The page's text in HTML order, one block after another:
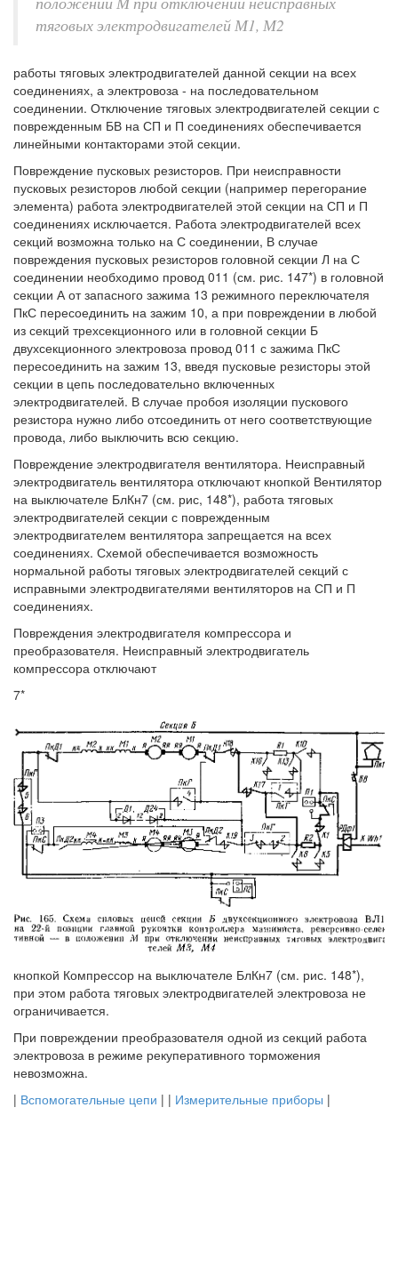
тяговых электродвигателей М1, М2
работы тяговых электродвигателей данной секции на всех
соединениях, а электровоза - на последовательном
соединении. Отключение тяговых электродвигателей секции с
поврежденным БВ на СП и П соединениях обеспечивается
линейными контакторами этой секции.
Повреждение пусковых резисторов. При неисправности
пусковых резисторов любой секции (например перегорание
элемента) работа электродвигателей этой секции на СП и П
соединениях исключается. Работа электродвигателей всех
секций возможна только на С соединении, В случае
повреждения пусковых резисторов головной секции Л на С
соединении необходимо провод 011 (см. рис. 147*) в головной
секции А от запасного зажима 13 режимного переключателя
ПкС пересоединить на зажим 10, а при повреждении в любой
из секций трехсекционного или в головной секции Б
двухсекционного электровоза провод 011 с зажима ПкС
пересоединить на зажим 13, введя пусковые резисторы этой
секции в цепь последовательно включенных
электродвигателей. В случае пробоя изоляции пускового
резистора нужно либо отсоединить от него соответствующие
провода, либо выключить всю секцию.
Повреждение электродвигателя вентилятора. Неисправный
электродвигатель вентилятора отключают кнопкой Вентилятор
на выключателе БлКн7 (см. рис, 148*), работа тяговых
электродвигателей секции с поврежденным
электродвигателем вентилятора запрещается на всех
соединениях. Схемой обеспечивается возможность
нормальной работы тяговых электродвигателей секций с
исправными электродвигателями вентиляторов на СП и П
соединениях.
Повреждения электродвигателя компрессора и
преобразователя. Неисправный электродвигатель
компрессора отключают
7*
кнопкой Компрессор на выключателе БлКн7 (см. рис. 148*),
при этом работа тяговых электродвигателей электровоза не
ограничивается.
При повреждении преобразователя одной из секций работа
электровоза в режиме рекуперативного торможения
невозможна.
| Вспомогательные цепи | | Измерительные приборы |